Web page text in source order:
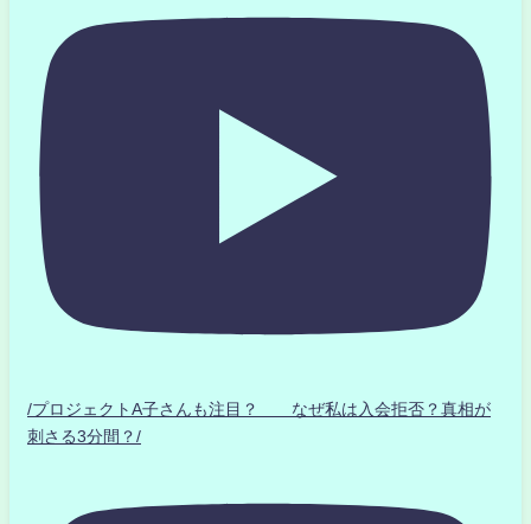
/プロジェクトA子さんも注目？ なぜ私は入会拒否？真相が
刺さる3分間？/